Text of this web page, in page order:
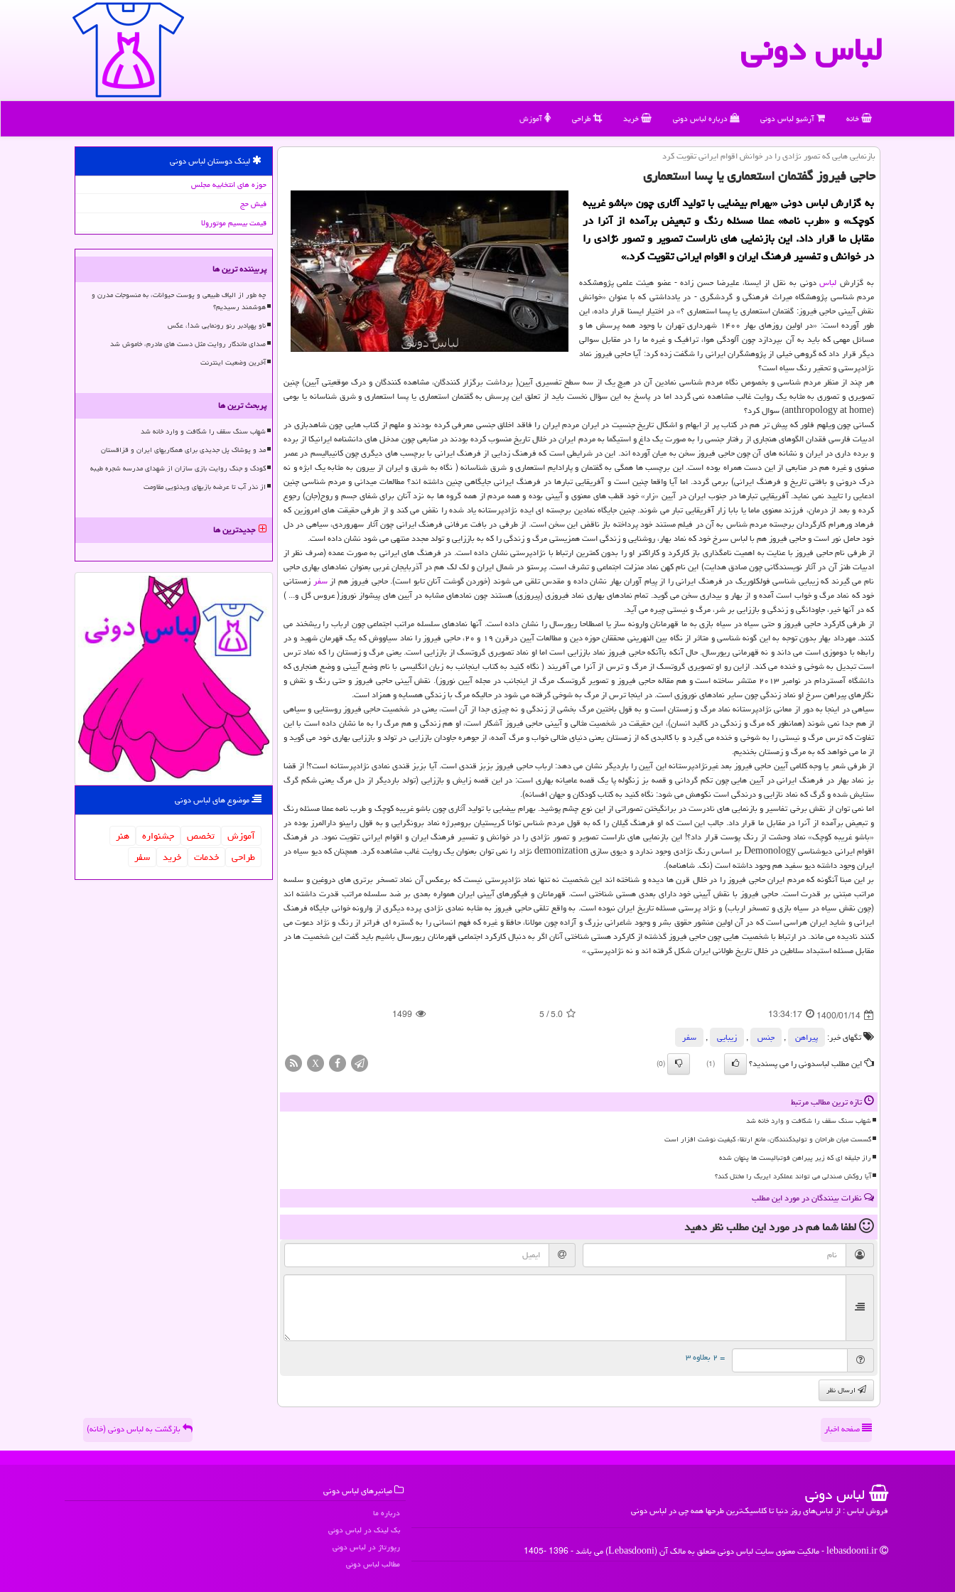
لباس دونی
خانه آرشیو لباس دونی درباره لباس دونی خرید طراحی آموزش
بازنمایی هایی كه تصور نژادی را در خوانش اقوام ایرانی تقویت كرد
حاجی فیروز گفتمان استعماری یا پسا استعماری
به گزارش لباس دونی «بهرام بیضایی با تولید آثاری چون «باشو غریبه
کوچک» و «طرب نامه» عملا مسئله رنگ و تبعیض برآمده از آنرا در
مقابل ما قرار داد. این بازنمایی های ناراست تصویر و تصور نژادی را
در خوانش و تفسیر فرهنگ ایران و اقوام ایرانی تقویت کرد.»
به گزارش لباسدونی به نقل از ایسنا، علیرضا حسن زاده - عضو هیئت علمی پژوهشکده
مردم شناسی پژوهشگاه میراث فرهنگی و گردشگری - در یادداشتی که با عنوان «خوانش
نقش آیینی حاجی فیروز: گفتمان استعماری یا پسا استعماری ؟» در اختیار ایسنا قرار داده، این
طور آورده است: «در اولین روزهای بهار ۱۴۰۰ شهرداری تهران با وجود همه پرسش ها و
مسائل مهمی که باید به آن بپردازد چون آلودگی هوا، ترافیک و غیره ما را در مقابل سوالی
دیگر قرار داد که گروهی خیلی از پژوهشگران ایرانی را شگفت زده کرد: آیا حاجی فیروز نماد
نژادپرستی و تحقیر رنگ سیاه است؟
هر چند از منظر مردم شناسی و بخصوص نگاه مردم شناسی نمادین آن در هیچ یک از سه سطح تفسیری آیین( برداشت برگزار کنندگان، مشاهده کنندگان و درک موقعیتی آیین) چنین
تصویری و تصوری به مثابه یک روایت غالب مشاهده نمی گردد اما در پاسخ به این سؤال نخست باید از تعلق این پرسش به گفتمان استعماری یا پسا استعماری و شرق شناسانه یا بومی
(anthropology at home) سوال کرد؟
کسانی چون ویلهم فلور که پیش تر هم در کتاب پر از ابهام و اشکال تاریخ جنسیت در ایران مردم ایران را فاقد اخلاق جنسی معرفی کرده بودند و ملهم از کتاب هایی چون شاهدبازی در
ادبیات فارسی فقدان الگوهای هنجاری از رفتار جنسی را به صورت یک داغ و استیگما به مردم ایران در خلال تاریخ منسوب کرده بودند در منابعی چون مدخل های دانشنامه ایرانیکا از برده
و برده داری در ایران و نشانه های آن چون حاجی فیروز سخن به میان آورده اند. این در شرایطی است که فرهنگ زدایی از فرهنگ ایرانی با برچسب های دیگری چون کانیبالیسم در عصر
صفوی و غیره هم در منابعی از این دست همراه بوده است. این برچسب ها همگی به گفتمان و پارادایم استعماری و شرق شناسانه ( نگاه به شرق و ایران از بیرون به مثابه یک ابژه و نه
درک درونی و بافتی تاریخ و فرهنگ ایرانی) برمی گردد. اما آیا واقعا چنین است و آفریقایی تبارها در فرهنگ ایرانی جایگاهی چنین داشته اند؟ مطالعات میدانی و مردم شناسی چنین
ادعایی را تایید نمی نماید. آفریقایی تبارها در جنوب ایران در آیین «زار» خود قطب های معنوی و آیینی بوده و همه مردم از همه گروه ها به نزد آنان برای شفای جسم و روح(جان) رجوع
کرده و بعد از درمان، فرزند معنوی ماما یا بابا زار آفریقایی تبار می شوند. چنین جایگاه نمادین برجسته ای ایده نژادپرستانه یاد شده را نقض می کند و از طرفی حقیقت های امروزین که
فرهاد ورهرام کارگردان برجسته مردم شناس به آن در فیلم مستند خود پرداخته باز ناقض این سخن است. از طرفی در بافت عرفانی فرهنگ ایرانی چون آثار سهروردی، سیاهی در دل
خود حامل نور است و حاجی فیروز هم با لباس سرخ خود که نماد بهار، روشنایی و زندگی است همزیستی مرگ و زندگی را که به باززایی و تولد مجدد منتهی می شود نشان داده است.
از طرفی نام حاجی فیروز با عنایت به اهمیت نامگذاری باز کارکرد و کاراکتر او را بدون کمترین ارتباط با نژادپرستی نشان داده است. در فرهنگ های ایرانی به صورت عمده (صرف نظر از
ادبیات طنز آن در آثار نویسندگانی چون صادق هدایت) این نام کهن نماد منزلت اجتماعی و تشرف است. پرستو در شمال ایران و لک لک هم در آذربایجان غربی بعنوان نمادهای بهاری حاجی
نام می گیرند که زیبایی شناسی فولکلوریک در فرهنگ ایرانی را از پیام آوران بهار نشان داده و مقدس تلقی می شوند (خوردن گوشت آنان تابو است). حاجی فیروز هم ازسفرزمستانی
خود که نماد مرگ و خواب است آمده و از بهار و بیداری سخن می گوید. تمام نمادهای بهاری نماد فیروزی (پیروزی) هستند چون نمادهای مشابه در آیین های پیشواز نوروز( عروس گل و... )
که در آنها خیر، جاودانگی و زندگی و باززایی بر شر، مرگ و نیستی چیره می آید.
از طرفی کارکرد حاجی فیروز و حتی سیاه در سیاه بازی به ما قهرمانان وارونه ساز یا اصطلاحا ریورسال را نشان داده است. آنها نمادهای سلسله مراتب اجتماعی چون ارباب را ریشخند می
کنند. مهرداد بهار بدون توجه به این گونه شناسی و متاثر از نگاه بین النهرینی محققان حوزه دین و مطالعات آیین درقرن ۱۹ و ۲۰، حاجی فیروز را نماد سیاووش که یک قهرمان شهید و در
رابطه با دوموزی است می داند و نه قهرمانی ریورسال. حال آنکه باآنکه حاجی فیروز نماد باززایی است اما او نماد تصویری گروتسک از باززایی است. یعنی مرگ و زمستان را که نماد ترس
است تبدیل به شوخی و خنده می کند. ازاین رو او تصویری گروتسک از مرگ و ترس از آنرا می آفریند ( نگاه کنید به کتاب اینجانب به زبان انگلیسی با نام وضع آیینی و وضع هنجاری که
دانشگاه آمستردام در نوامبر ۲۰۱۳ منتشر ساخته است و هم مقاله حاجی فیروز و تصویر گروتسک مرگ از اینجانب در مجله آیین نوروز). نقش آیینی حاجی فیروز و حتی رنگ و نقش و
نگارهای پیراهن سرخ او نماد زندگی چون سایر نمادهای نوروزی است. در اینجا ترس از مرگ به شوخی گرفته می شود در حالیکه مرگ با زندگی همسایه و همزاد است.
سیاهی در اینجا به دور از معانی نژادپرستانه نماد مرگ و زمستان است و به قول باختین مرگ بخشی از زندگی و نه چیزی جدا از آن است، یعنی در شخصیت حاجی فیروز روستایی و سیاهی
از هم جدا نمی شوند (همانطور که مرگ و زندگی در کالبد انسان)، این حقیقت در شخصیت مثالی و آیینی حاجی فیروز آشکار است، او هم زندگی و هم مرگ را به ما نشان داده است با این
تفاوت که ترس مرگ و نیستی را به شوخی و خنده می گیرد و با کالبدی که از زمستان یعنی دنیای مثالی خواب و مرگ آمده، از جوهره جاودان باززایی در تولد و باززایی بهاری خود می گوید و
از ما می خواهد که به مرگ و زمستان بخندیم.
از طرفی شعر یا وجه کلامی آیین حاجی فیروز بعد غیرنژادپرستانه این آیین را باردیگر نشان می دهد: ارباب حاجی فیروز بزبز قندی است. آیا بزبز قندی نمادی نژادپرستانه است؟! از قضا
بز نماد بهار در فرهنگ ایرانی در آیین هایی چون تکم گردانی و قصه بز زنگوله پا یک قصه عامیانه بهاری است: در این قصه زایش و باززایی (تولد باردیگر از دل مرگ یعنی شکم گرگ
ستایش شده و گرگ که نماد نازایی و درندگی است نکوهش می شود: نگاه کنید به کتاب کودکان و جهان افسانه).
اما نمی توان از نقش برخی تفاسیر و بازنمایی های نادرست در برانگیختن تصوراتی از این نوع چشم پوشید. بهرام بیضایی با تولید آثاری چون باشو غریبه کوچک و طرب نامه عملا مسئله رنگ
و تبعیض برآمده از آنرا در مقابل ما قرار داد. جالب این است که او فرهنگ گیلان را که به قول مردم شناس توانا کریستیان برومبرژه نماد برونگرایی و به قول رابینو دارالمرز بوده در
«باشو غریبه کوچک» نماد وحشت از رنگ پوست قرار داد؟! این بازنمایی های ناراست تصویر و تصور نژادی را در خوانش و تفسیر فرهنگ ایران و اقوام ایرانی تقویت نمود. در فرهنگ
اقوام ایرانی دیوشناسی Demonology بر اساس رنگ نژادی وجود ندارد و دیوی سازی demonization نژاد را نمی توان بعنوان یک روایت غالب مشاهده کرد. همچنان که دیو سیاه در
ایران وجود داشته دیو سفید هم وجود داشته است (نک. شاهنامه).
بر این مبنا آنگونه که مردم ایران حاجی فیروز را در خلال قرن ها دیده و شناخته اند این شخصیت نه تنها نماد نژادپرستی نیست که برعکس آن نماد تمسخر برتری های دروغین و سلسه
مراتب مبتنی بر قدرت است. حاجی فیروز با نقش آیینی خود دارای بعدی هستی شناختی است. قهرمانان و فیگورهای آیینی ایران همواره بعدی بر ضد سلسله مراتب قدرت داشته اند
(چون نقش سیاه در سیاه بازی و تمسخر ارباب) و نژاد پرستی مسئله تاریخ ایران نبوده است. به واقع تلقی حاجی فیروز به مثابه نمادی نژادی پرده دیگری از وارونه خوانی جایگاه فرهنگ
ایرانی و شاید ایران هراسی است که در آن اولین منشور حقوق بشر و وجود شاعرانی بزرگ و آزاده چون مولانا، حافظ و غیره که فهم انسانی را به گستره ای فراتر از رنگ و نژاد دعوت می
کنند نادیده می ماند. در ارتباط با شخصیت هایی چون حاجی فیروز گذشته از کارکرد هستی شناختی آنان اگر به دنبال کارکرد اجتماعی قهرمانان ریورسال باشیم باید گفت این شخصیت ها در
مقابل مسئله استبداد سلاطین در خلال تاریخ طولانی ایران شکل گرفته اند و نه نژادپرستی.»
1400/01/14
13:34:17
5.0
/
5
1499
تگهای خبر:
پیراهن , جنس , زیبایی ,
سفر
این مطلب لباسدونی را می پسندید؟
(1)
(0)
X
تازه ترین مطالب مرتبط
شهاب سنگ سقف را شکافت و وارد خانه شد
گسست میان طراحان و تولیدکنندگان، مانع ارتقاء کیفیت نوشت افزار است
راز جلیقه ای که زیر پیراهن فوتبالیست ها پنهان شده
آیا روکش صندلی می تواند عملکرد ایربگ را مختل کند؟
نظرات بینندگان در مورد این مطلب
لطفا شما همدر مورد این مطلبنظر دهید
= ۲ بعلاوه ۳
ارسال نظر
لینک دوستان لباس دونی
حوزه های انتخابیه مجلس
فیش حج
قیمت بیسیم موتورولا
پربیننده ترین ها
چه طور از الیاف طبیعی و پوست حیوانات، به منسوجات مدرن و
هوشمند رسیدیم؟
ناو پهپادبر رنو رونمایی شد!، عکس
صدای ماندگار روایت مثل دست های مادرم، خاموش شد
آخرین وضعیت اینترنت
پربحث ترین ها
شهاب سنگ سقف را شکافت و وارد خانه شد
مد و پوشاک پل جدیدی برای همکاریهای ایران و قزاقستان
کودک و جنگ روایت بازی سازان از شهدای مدرسه شجره طیبه
از نذر آب تا عرضه بازیهای ویدئویی مقاومت
جدیدترین ها
موضوع های لباس دونی
آموزش تخصص جشنواره
هنر
طراحی
خدمات خرید سفر
صفحه اخبار بازگشت به لباس دونی (خانه)
لباس دونی
فروش لباس : از لباس‌های روز دنیا تا کلاسیک‌ترین طرحها همه چی در لباس دونی
میانبرهای لباس دونی
درباره ما
بک لینک در لباس دونی
رپورتاژ در لباس دونی
مطالب لباس دونی